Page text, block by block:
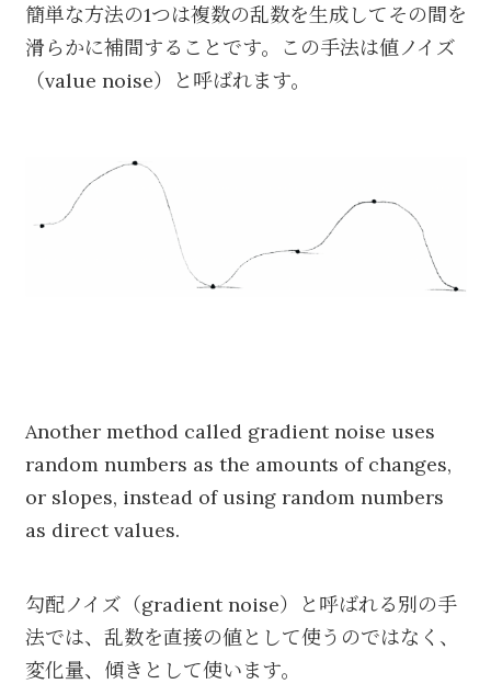
簡単な方法の1つは複数の乱数を生成してその間を
滑らかに補間することです。この手法は値ノイズ
（value noise）と呼ばれます。
Another method called gradient noise uses
random numbers as the amounts of changes,
or slopes, instead of using random numbers
as direct values.
勾配ノイズ（gradient noise）と呼ばれる別の手
法では、乱数を直接の値として使うのではなく、
変化量、傾きとして使います。